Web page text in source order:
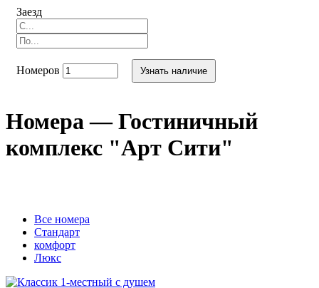
Заезд
Номеров Узнать наличие
Номера — Гостиничный
комплекс "Арт Сити"
Вcе номера
Стандарт
комфорт
Люкс